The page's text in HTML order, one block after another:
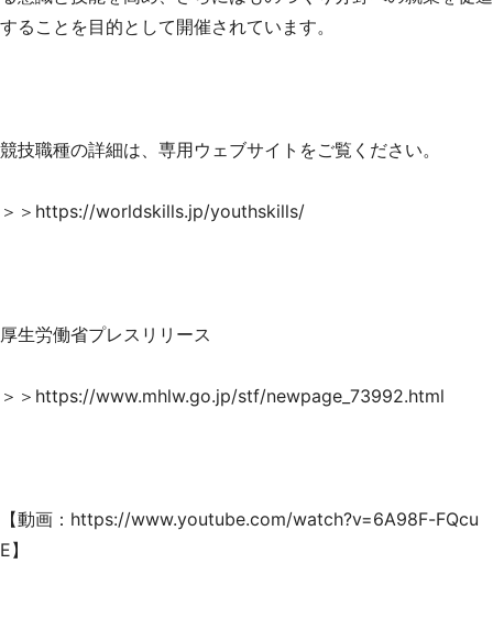
することを目的として開催されています。
競技職種の詳細は、専用ウェブサイトをご覧ください。
＞＞ https://worldskills.jp/youthskills/
厚生労働省プレスリリース
＞＞ https://www.mhlw.go.jp/stf/newpage_73992.html
【動画： https://www.youtube.com/watch?v=6A98F-FQcu
E】